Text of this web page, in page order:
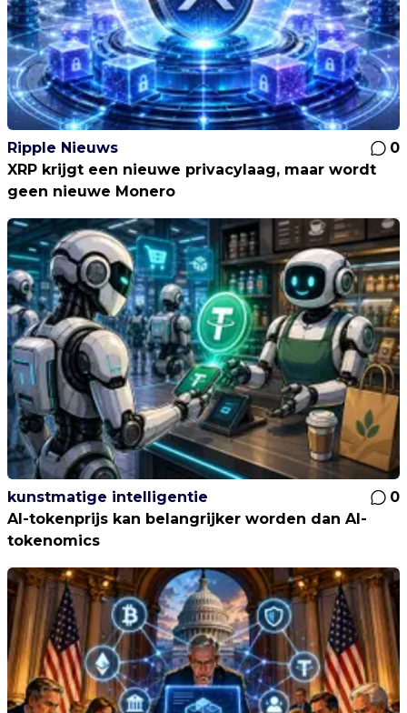
Ripple Nieuws
0
XRP krijgt een nieuwe privacylaag, maar wordt
geen nieuwe Monero
kunstmatige intelligentie
0
AI-tokenprijs kan belangrijker worden dan AI-
tokenomics